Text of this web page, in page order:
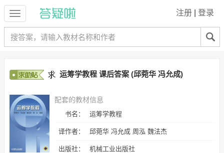
注册 登录
运筹学教程 课后答案 (邱菀华 冯允成)
配套的教材信息
书名： 运筹学教程
译作者： 邱菀华 冯允成 周泓 魏法杰
出版社： 机械工业出版社